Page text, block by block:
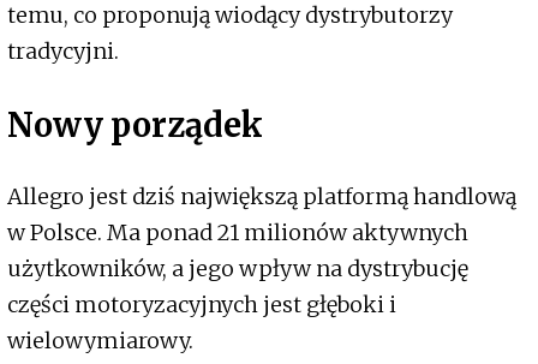
temu, co proponują wiodący dystrybutorzy
tradycyjni.
Nowy porządek
Allegro jest dziś największą platformą handlową
w Polsce. Ma ponad 21 milionów aktywnych
użytkowników, a jego wpływ na dystrybucję
części motoryzacyjnych jest głęboki i
wielowymiarowy.